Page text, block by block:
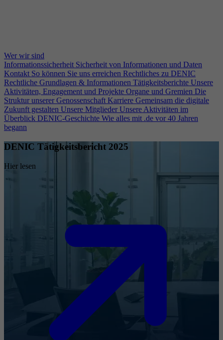
Wer wir sind
Informationssicherheit Sicherheit von Informationen und Daten
Kontakt So können Sie uns erreichen Rechtliches zu DENIC
Rechtliche Grundlagen & Informationen Tätigkeitsberichte Unsere
Aktivitäten, Engagement und Projekte Organe und Gremien Die
Struktur unserer Genossenschaft Karriere Gemeinsam die digitale
Zukunft gestalten Unsere Mitglieder Unsere Aktivitäten im
Überblick DENIC-Geschichte Wie alles mit .de vor 40 Jahren
begann
DENIC Tätigkeitsbericht 2025
Hier lesen